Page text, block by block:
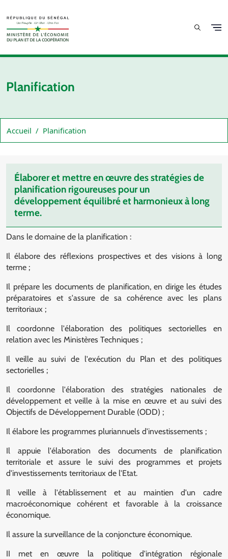
Planification
Accueil Planification
Élaborer et mettre en œuvre des stratégies de
planification rigoureuses pour un
développement équilibré et harmonieux à long
terme.
Dans le domaine de la planification :
Il élabore des réflexions prospectives et des visions à long
terme ;
Il prépare les documents de planification, en dirige les études
préparatoires et s'assure de sa cohérence avec les plans
territoriaux ;
Il coordonne l'élaboration des politiques sectorielles en
relation avec les Ministères Techniques ;
Il veille au suivi de l'exécution du Plan et des politiques
sectorielles ;
Il coordonne l'élaboration des stratégies nationales de
développement et veille à la mise en œuvre et au suivi des
Objectifs de Développement Durable (ODD) ;
Il élabore les programmes pluriannuels d'investissements ;
Il appuie l'élaboration des documents de planification
territoriale et assure le suivi des programmes et projets
d'investissements territoriaux de l'Etat.
Il veille à l'établissement et au maintien d'un cadre
macroéconomique cohérent et favorable à la croissance
économique.
Il assure la surveillance de la conjoncture économique.
II met en œuvre la politique d'intégration régionale